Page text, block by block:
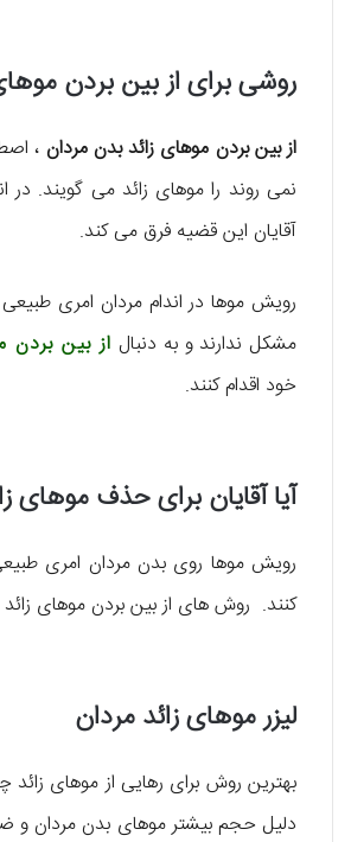
روشی برای از بین بردن
از بین بردن موهای زائد بدن مردان ،
نمی روند را موهای زائد می گویند.
آقایان این قضیه فرق می کند.
رویش موها در اندام مردان امری
مشکل ندارند و به دنبال از بین بردن
خود اقدام کنند.
آیا آقایان برای حذف موهای
رویش موها روی بدن مردان امری
کنند. روش های از بین بردن موهای زائد
لیزر موهای زائد مردان
بهترین روش برای رهایی از موهای زائد
دلیل حجم بیشتر موهای بدن مردان و